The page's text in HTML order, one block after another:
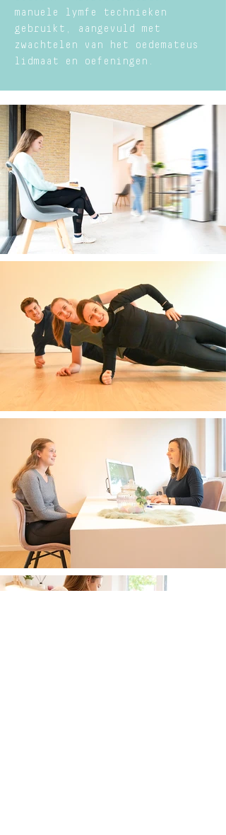
manuele lymfe technieken
gebruikt, aangevuld met
zwachtelen van het oedemateus
lidmaat en oefeningen.